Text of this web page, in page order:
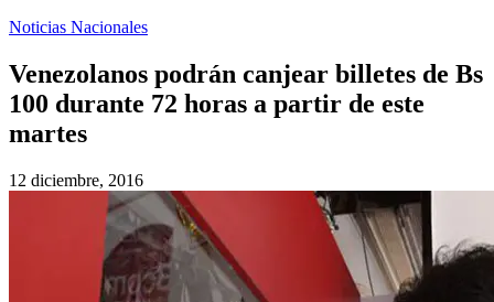
Noticias Nacionales
Venezolanos podrán canjear billetes de Bs
100 durante 72 horas a partir de este
martes
12 diciembre, 2016